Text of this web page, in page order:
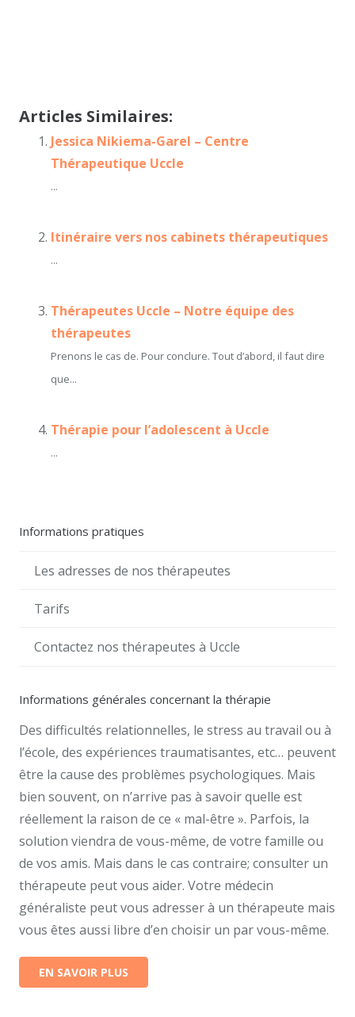
Articles Similaires:
Jessica Nikiema-Garel – Centre
Thérapeutique Uccle
...
Itinéraire vers nos cabinets thérapeutiques
...
Thérapeutes Uccle – Notre équipe des
thérapeutes
Prenons le cas de. Pour conclure. Tout d’abord, il faut dire
que...
Thérapie pour l’adolescent à Uccle
...
Informations pratiques
Les adresses de nos thérapeutes
Tarifs
Contactez nos thérapeutes à Uccle
Informations générales concernant la thérapie
Des difficultés relationnelles, le stress au travail ou à
l’école, des expériences traumatisantes, etc… peuvent
être la cause des problèmes psychologiques. Mais
bien souvent, on n’arrive pas à savoir quelle est
réellement la raison de ce « mal-être ». Parfois, la
solution viendra de vous-même, de votre famille ou
de vos amis. Mais dans le cas contraire; consulter un
thérapeute peut vous aider. Votre médecin
généraliste peut vous adresser à un thérapeute mais
vous êtes aussi libre d’en choisir un par vous-même.
EN SAVOIR PLUS